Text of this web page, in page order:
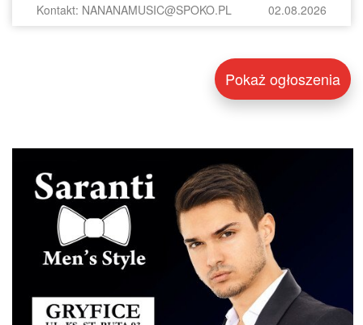
Kontakt: NANANAMUSIC@SPOKO.PL 02.08.2026
Pokaż ogłoszenia